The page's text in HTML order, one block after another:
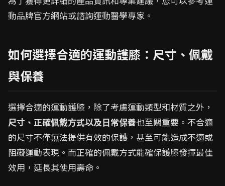
動品牌官方網站或諮詢運動醫學專家。
如何選擇合適的運動護膝：尺寸、佩戴
與保養
選擇合適的運動護膝，除了考慮運動類型和材質之外，
尺寸、正確佩戴方式以及日常保養也至關重要。不合適
的尺寸不僅無法提供有效的保護，甚至可能造成不適或
阻礙運動表現。而正確的佩戴方式能確保護膝發揮最佳
效用，延長其使用壽命。